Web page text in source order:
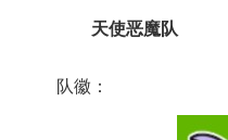
天使恶魔队
队徽：